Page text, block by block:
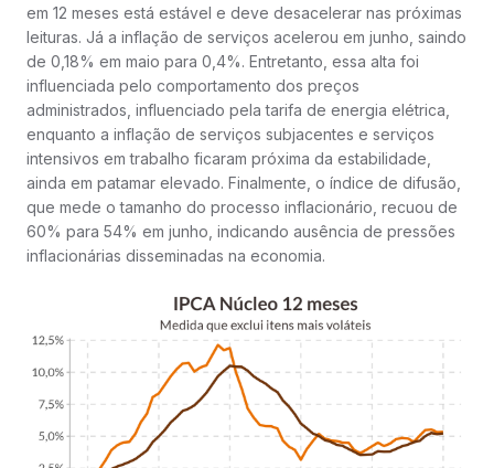
em 12 meses está estável e deve desacelerar nas próximas
leituras. Já a inflação de serviços acelerou em junho, saindo
de 0,18% em maio para 0,4%. Entretanto, essa alta foi
influenciada pelo comportamento dos preços
administrados, influenciado pela tarifa de energia elétrica,
enquanto a inflação de serviços subjacentes e serviços
intensivos em trabalho ficaram próxima da estabilidade,
ainda em patamar elevado. Finalmente, o índice de difusão,
que mede o tamanho do processo inflacionário, recuou de
60% para 54% em junho, indicando ausência de pressões
inflacionárias disseminadas na economia.